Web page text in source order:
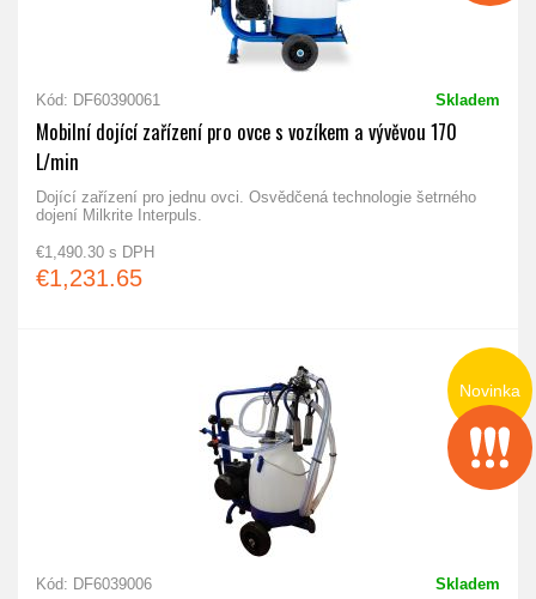
Kód: DF60390061 Skladem
Mobilní dojící zařízení pro ovce s vozíkem a vývěvou 170
L/min
Dojící zařízení pro jednu ovci. Osvědčená technologie šetrného
dojení Milkrite Interpuls.
€1,490.30 s DPH
€1,231.65
Kód: DF6039006 Skladem
Novinka